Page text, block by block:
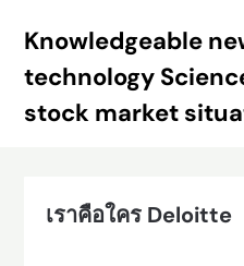
Knowledgeable
technology
stock market
เราคือใคร Deloitte